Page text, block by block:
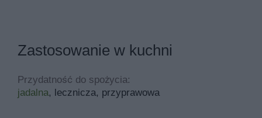
Zastosowanie w kuchni
Przydatność do spożycia:
jadalna, lecznicza, przyprawowa